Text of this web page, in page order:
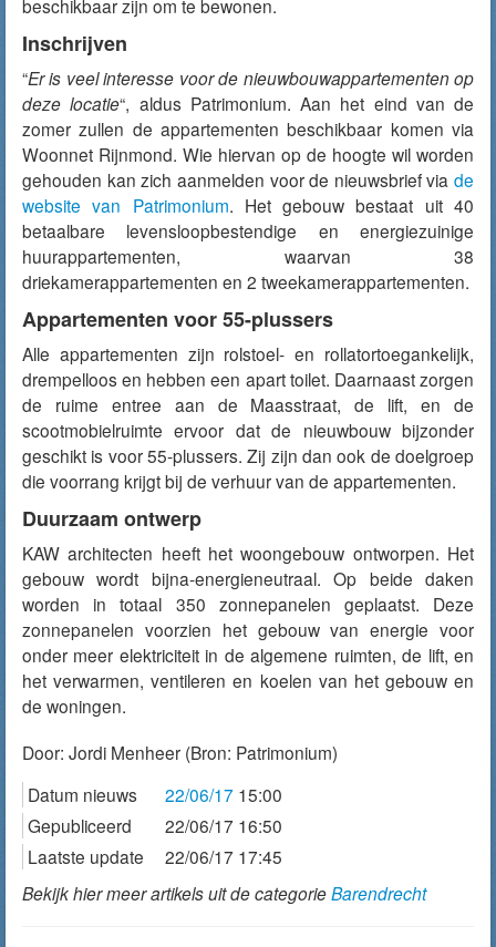
beschikbaar zijn om te bewonen.
Inschrijven
“Er is veel interesse voor de nieuwbouwappartementen op
deze locatie“, aldus Patrimonium. Aan het eind van de
zomer zullen de appartementen beschikbaar komen via
Woonnet Rijnmond. Wie hiervan op de hoogte wil worden
gehouden kan zich aanmelden voor de nieuwsbrief via de
website van Patrimonium. Het gebouw bestaat uit 40
betaalbare levensloopbestendige en energiezuinige
huurappartementen, waarvan 38
driekamerappartementen en 2 tweekamerappartementen.
Appartementen voor 55-plussers
Alle appartementen zijn rolstoel- en rollatortoegankelijk,
drempelloos en hebben een apart toilet. Daarnaast zorgen
de ruime entree aan de Maasstraat, de lift, en de
scootmobielruimte ervoor dat de nieuwbouw bijzonder
geschikt is voor 55-plussers. Zij zijn dan ook de doelgroep
die voorrang krijgt bij de verhuur van de appartementen.
Duurzaam ontwerp
KAW architecten heeft het woongebouw ontworpen. Het
gebouw wordt bijna-energieneutraal. Op beide daken
worden in totaal 350 zonnepanelen geplaatst. Deze
zonnepanelen voorzien het gebouw van energie voor
onder meer elektriciteit in de algemene ruimten, de lift, en
het verwarmen, ventileren en koelen van het gebouw en
de woningen.
Door: Jordi Menheer (Bron: Patrimonium)
Datum nieuws
22/06/17 15:00
Gepubliceerd
22/06/17 16:50
Laatste update
22/06/17 17:45
Bekijk hier meer artikels uit de categorieBarendrecht